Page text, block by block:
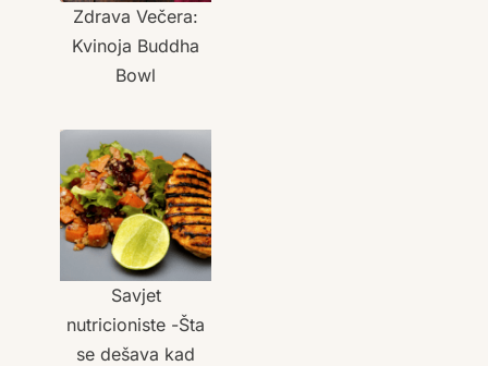
Zdrava Večera:
Kvinoja Buddha
Bowl
Savjet
nutricioniste -Šta
se dešava kad